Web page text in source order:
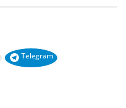
Telegram